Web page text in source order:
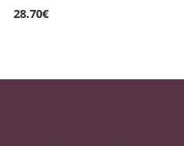
28.70€